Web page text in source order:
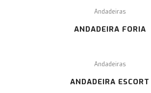
Andadeiras
ANDADEIRA FORIA
Andadeiras
ANDADEIRA ESCORT